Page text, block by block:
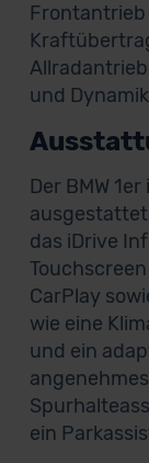
und
Der BMW
das iDrive
CarPlay
wie eine
und ein
ein